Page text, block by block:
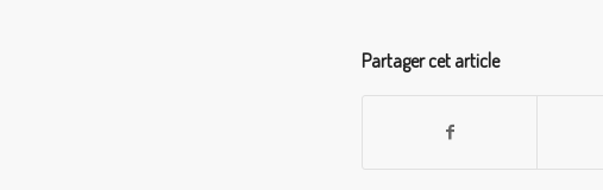
Partager cet article